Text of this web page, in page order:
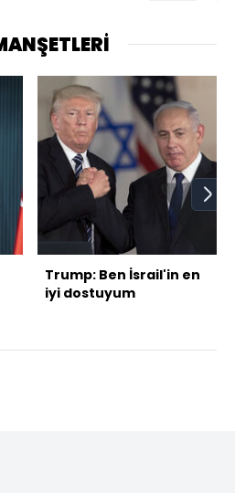
Trump: Ben İsrail'in en
iyi dostuyum